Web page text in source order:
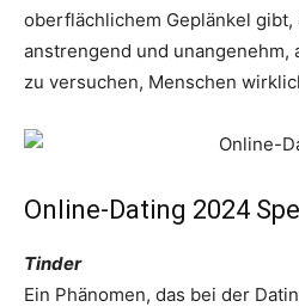
oberflächlichem Geplänkel
anstrengend und unangenehm,
zu versuchen, Menschen
Online-Dating 2024
Tinder
Ein Phänomen, das bei der